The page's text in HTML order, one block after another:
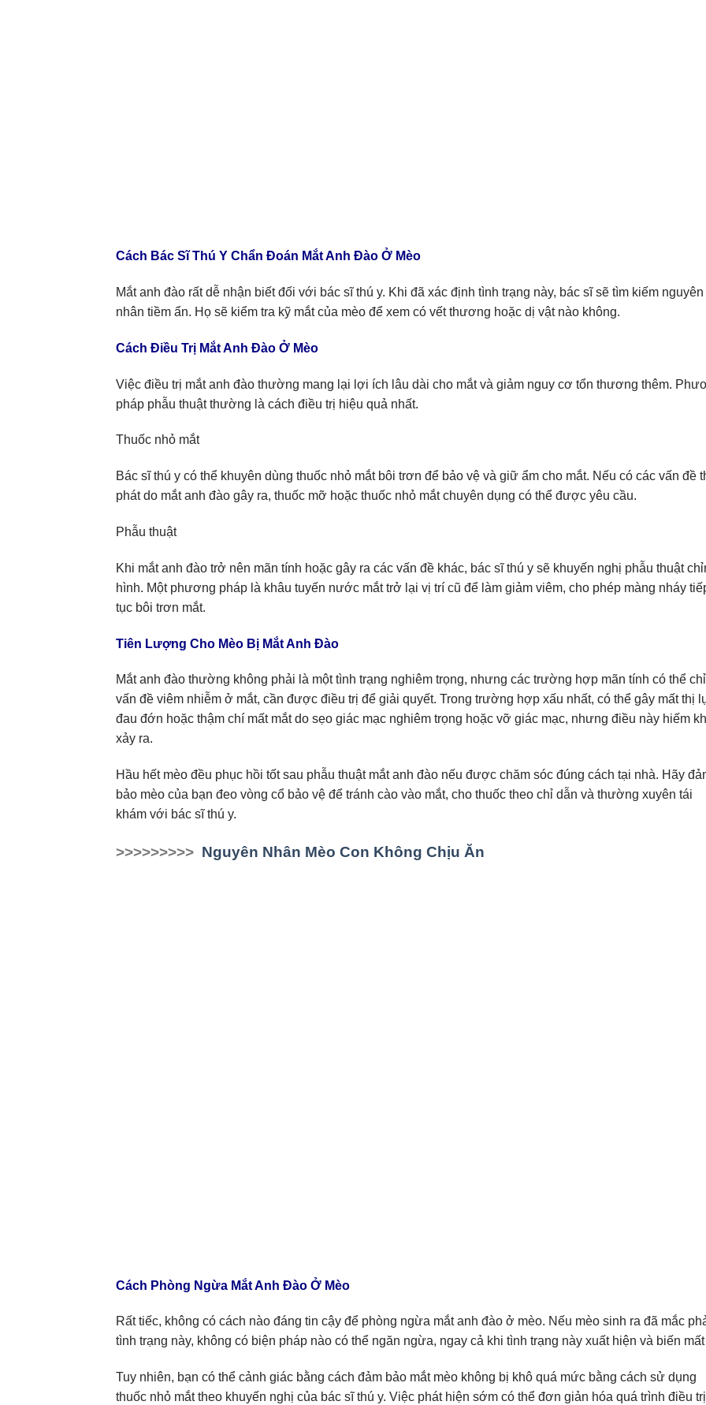
Cách Bác Sĩ Thú Y Chẩn Đoán Mắt Anh Đào Ở Mèo
Mắt anh đào rất dễ nhận biết đối với bác sĩ thú y. Khi đã xác định tình trạng này, bác sĩ sẽ tìm kiếm nguyên
nhân tiềm ẩn. Họ sẽ kiểm tra kỹ mắt của mèo để xem có vết thương hoặc dị vật nào không.
Cách Điều Trị Mắt Anh Đào Ở Mèo
Việc điều trị mắt anh đào thường mang lại lợi ích lâu dài cho mắt và giảm nguy cơ tổn thương thêm.
pháp phẫu thuật thường là cách điều trị hiệu quả nhất.
Thuốc nhỏ mắt
Bác sĩ thú y có thể khuyên dùng thuốc nhỏ mắt bôi trơn để bảo vệ và giữ ẩm cho mắt. Nếu có các vấn đề
phát do mắt anh đào gây ra, thuốc mỡ hoặc thuốc nhỏ mắt chuyên dụng có thể được yêu cầu.
Phẫu thuật
Khi mắt anh đào trở nên mãn tính hoặc gây ra các vấn đề khác, bác sĩ thú y sẽ khuyến nghị phẫu thuật
hình. Một phương pháp là khâu tuyến nước mắt trở lại vị trí cũ để làm giảm viêm, cho phép màng nháy
tục bôi trơn mắt.
Tiên Lượng Cho Mèo Bị Mắt Anh Đào
Mắt anh đào thường không phải là một tình trạng nghiêm trọng, nhưng các trường hợp mãn tính có thể
vấn đề viêm nhiễm ở mắt, cần được điều trị để giải quyết. Trong trường hợp xấu nhất, có thể gây mất thị
đau đớn hoặc thậm chí mất mắt do sẹo giác mạc nghiêm trọng hoặc vỡ giác mạc, nhưng điều này hiếm
xảy ra.
Hầu hết mèo đều phục hồi tốt sau phẫu thuật mắt anh đào nếu được chăm sóc đúng cách tại nhà. Hãy
bảo mèo của bạn đeo vòng cổ bảo vệ để tránh cào vào mắt, cho thuốc theo chỉ dẫn và thường xuyên tái
khám với bác sĩ thú y.
>>>>>>>>> Nguyên Nhân Mèo Con Không Chịu Ăn
Cách Phòng Ngừa Mắt Anh Đào Ở Mèo
Rất tiếc, không có cách nào đáng tin cậy để phòng ngừa mắt anh đào ở mèo. Nếu mèo sinh ra đã mắc
tình trạng này, không có biện pháp nào có thể ngăn ngừa, ngay cả khi tình trạng này xuất hiện và biến mất
Tuy nhiên, bạn có thể cảnh giác bằng cách đảm bảo mắt mèo không bị khô quá mức bằng cách sử dụng
thuốc nhỏ mắt theo khuyến nghị của bác sĩ thú y. Việc phát hiện sớm có thể đơn giản hóa quá trình điều